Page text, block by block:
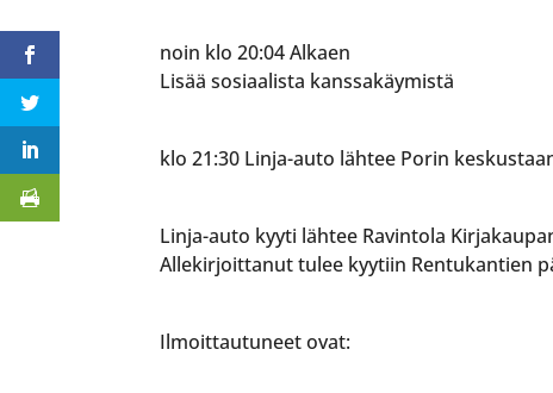
noin klo 20:04 Alkaen
Lisää sosiaalista kanssakäymistä
klo 21:30 Linja-auto lähtee Porin
Linja-auto kyyti lähtee Ravintola
Allekirjoittanut tulee kyytiin Rentukantien
Ilmoittautuneet ovat: